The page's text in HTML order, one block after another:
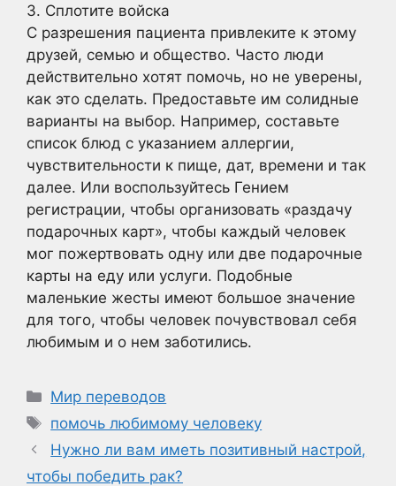
3. Сплотите войска
С разрешения пациента привлеките к этому
друзей, семью и общество. Часто люди
действительно хотят помочь, но не уверены,
как это сделать. Предоставьте им солидные
варианты на выбор. Например, составьте
список блюд с указанием аллергии,
чувствительности к пище, дат, времени и так
далее. Или воспользуйтесь Гением
регистрации, чтобы организовать «раздачу
подарочных карт», чтобы каждый человек
мог пожертвовать одну или две подарочные
карты на еду или услуги. Подобные
маленькие жесты имеют большое значение
для того, чтобы человек почувствовал себя
любимым и о нем заботились.
Рубрики
Мир переводов
Метки
помочь любимому человеку
Нужно ли вам иметь позитивный настрой,
чтобы победить рак?